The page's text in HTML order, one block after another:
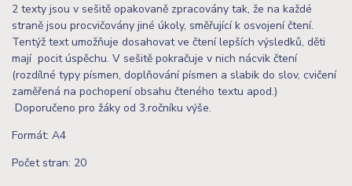
2 texty jsou v sešitě opakovaně zpracovány tak, že na každé
straně jsou procvičovány jiné úkoly, směřující k osvojení čtení.
Tentýž text umožňuje dosahovat ve čtení lepších výsledků, děti
mají pocit úspěchu. V sešitě pokračuje v nich nácvik čtení
(rozdílné typy písmen, doplňování písmen a slabik do slov, cvičení
zaměřená na pochopení obsahu čteného textu apod.)
Doporučeno pro žáky od 3.ročníku výše.
Formát: A4
Počet stran: 20